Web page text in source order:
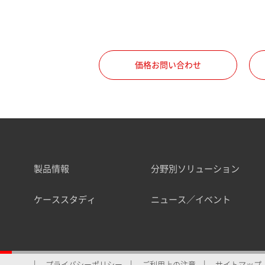
価格お問い合わせ
製品情報 分野別ソリューション
ケーススタディ ニュース／イベント